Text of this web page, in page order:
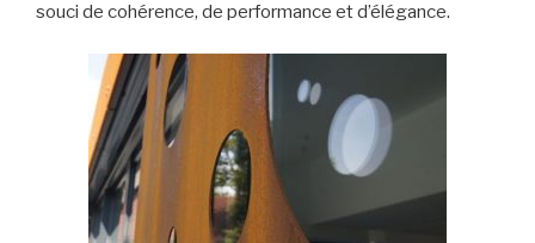
souci de cohérence, de performance et d’élégance.